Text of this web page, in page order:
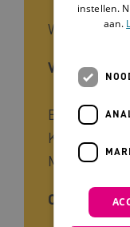
Website
Voor wie
Cliëntgroep
instellen.
aan.